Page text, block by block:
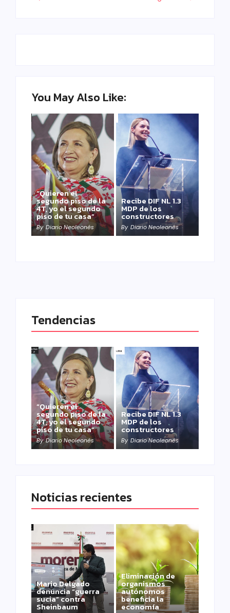
You May Also Like:
“Quieren el
segundo piso de la
4T, yo el segundo
piso de tu casa”
By Diario Neoleonés
Recibe DIF NL 1.3
MDP de los
constructores
By Diario Neoleonés
Tendencias
“Quieren el
segundo piso de la
4T, yo el segundo
piso de tu casa”
By Diario Neoleonés
Recibe DIF NL 1.3
MDP de los
constructores
By Diario Neoleonés
Noticias recientes
Mario Delgado
denuncia “guerra
sucia” contra
Sheinbaum
Eliminación de
organismos
autónomos
beneficia la
economía